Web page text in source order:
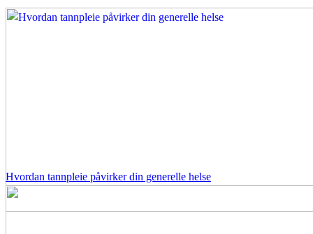
Hvordan tannpleie påvirker din generelle helse